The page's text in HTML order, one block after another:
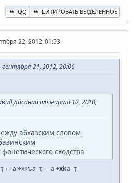
QQ ЦИТИРОВАТЬ ВЫДЕЛЕННОЕ
22, 2012, 01:53
21, 2012, 20:06
Дасаниа от марта 12, 2010,
абхазским словом
фонетического сходства
← а +хkъа -ҭ ← а +хkа -ҭ